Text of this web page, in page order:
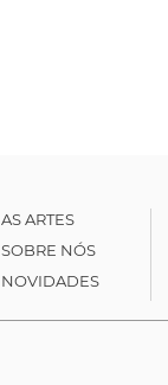
AS ARTES
SOBRE NÓS
NOVIDADES